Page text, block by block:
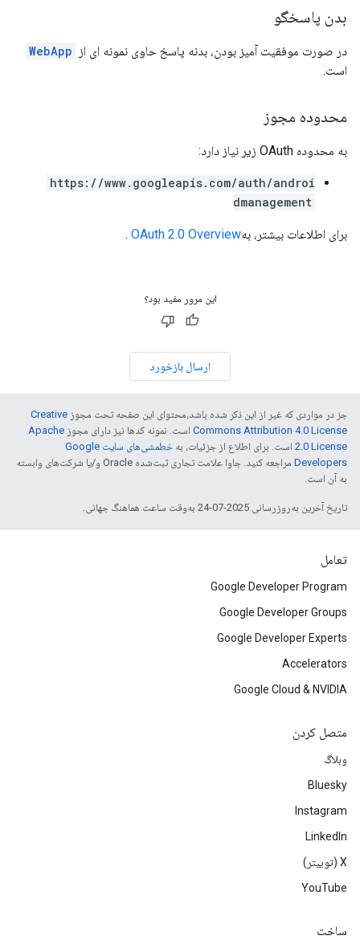
بدن پاسخگو
در صورت موفقیت آمیز بودن، بدنه پاسخ حاوی نمونه ای از WebApp
است.
محدوده مجوز
به محدوده OAuth زیر نیاز دارد:
https://www.googleapis.com/auth/androi
dmanagement
برای اطلاعات بیشتر، بهOAuth 2.0 Overview
.
این مرور مفید بود؟
ارسال بازخورد
جز در مواردی که غیر از این ذکر شده باشد،‌محتوای این صفحه تحت مجوز Creative
Commons Attribution 4.0 License است. نمونه کدها نیز دارای مجوز Apache
2.0 License است. برای اطلاع از جزئیات، به
خطمشی‌های سایت Google
Developers‏
مراجعه کنید. جاوا علامت تجاری ثبت‌شده Oracle و/یا شرکت‌های وابسته
به آن است.
تاریخ آخرین به‌روزرسانی 2025-07-24 به‌وقت ساعت هماهنگ جهانی.
تعامل
Google Developer Program
Google Developer Groups
Google Developer Experts
Accelerators
Google Cloud & NVIDIA
متصل کردن
وبلاگ
Bluesky
Instagram
LinkedIn
‫X (توییتر)
YouTube
ساخت